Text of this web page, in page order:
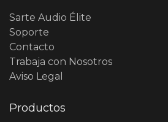
Sarte Audio Élite
Soporte
Contacto
Trabaja con Nosotros
Aviso Legal
Productos